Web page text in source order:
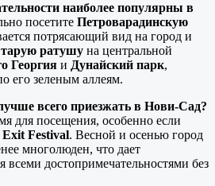
наиболее популярны в
посетите Петроварадинскую
потрясающий вид на город и
ратушу на центральной
Георгия и Дунайский парк,
его зеленым аллеям.
всего приезжать в Нови-Сад?
для посещения, особенно если
Exit Festival. Весной и осенью город
многолюден, что дает
всеми достопримечательностями без